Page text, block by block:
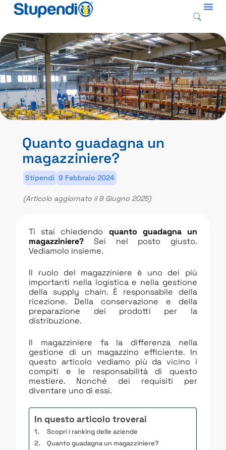
Quanto guadagna un
magazziniere?
Stipendi 9 Febbraio 2024
(Articolo aggiornato il 8 Giugno 2025)
Ti stai chiedendo quanto guadagna un
magazziniere? Sei nel posto giusto.
Vediamolo insieme.
Il ruolo del magazziniere è uno dei più
importanti nella logistica e nella gestione
della supply chain. È responsabile della
ricezione. Della conservazione e della
preparazione dei prodotti per la
distribuzione.
Il magazziniere fa la differenza nella
gestione di un magazzino efficiente. In
questo articolo vediamo più da vicino i
compiti e le responsabilità di questo
mestiere. Nonché dei requisiti per
diventare uno di essi.
In questo articolo troverai
Scopri i ranking delle aziende
Quanto guadagna un magazziniere?